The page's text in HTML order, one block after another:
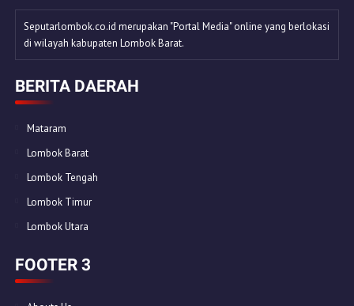
Seputarlombok.co.id merupakan "Portal Media" online yang berlokasi
di wilayah kabupaten Lombok Barat.
BERITA DAERAH
Mataram
Lombok Barat
Lombok Tengah
Lombok Timur
Lombok Utara
FOOTER 3